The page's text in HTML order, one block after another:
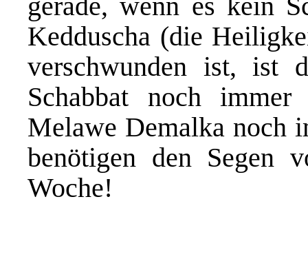
Kedduscha (die
verschwunden ist, ist
Schabbat noch
Melawe Demalka noch
benötigen den Segen
Woche!